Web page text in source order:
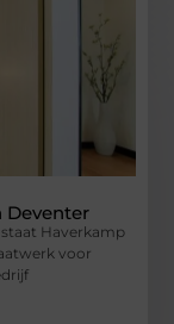
Deventer
Haverkamp
voor